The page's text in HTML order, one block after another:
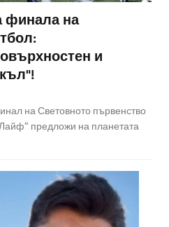
финала на
и
на Световното първенство
предложи на планетата